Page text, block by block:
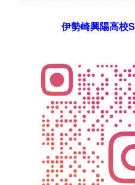
伊勢崎興陽高校